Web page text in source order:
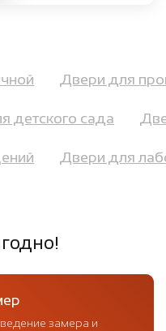
Двери для
детского сада
Двери для
замера и